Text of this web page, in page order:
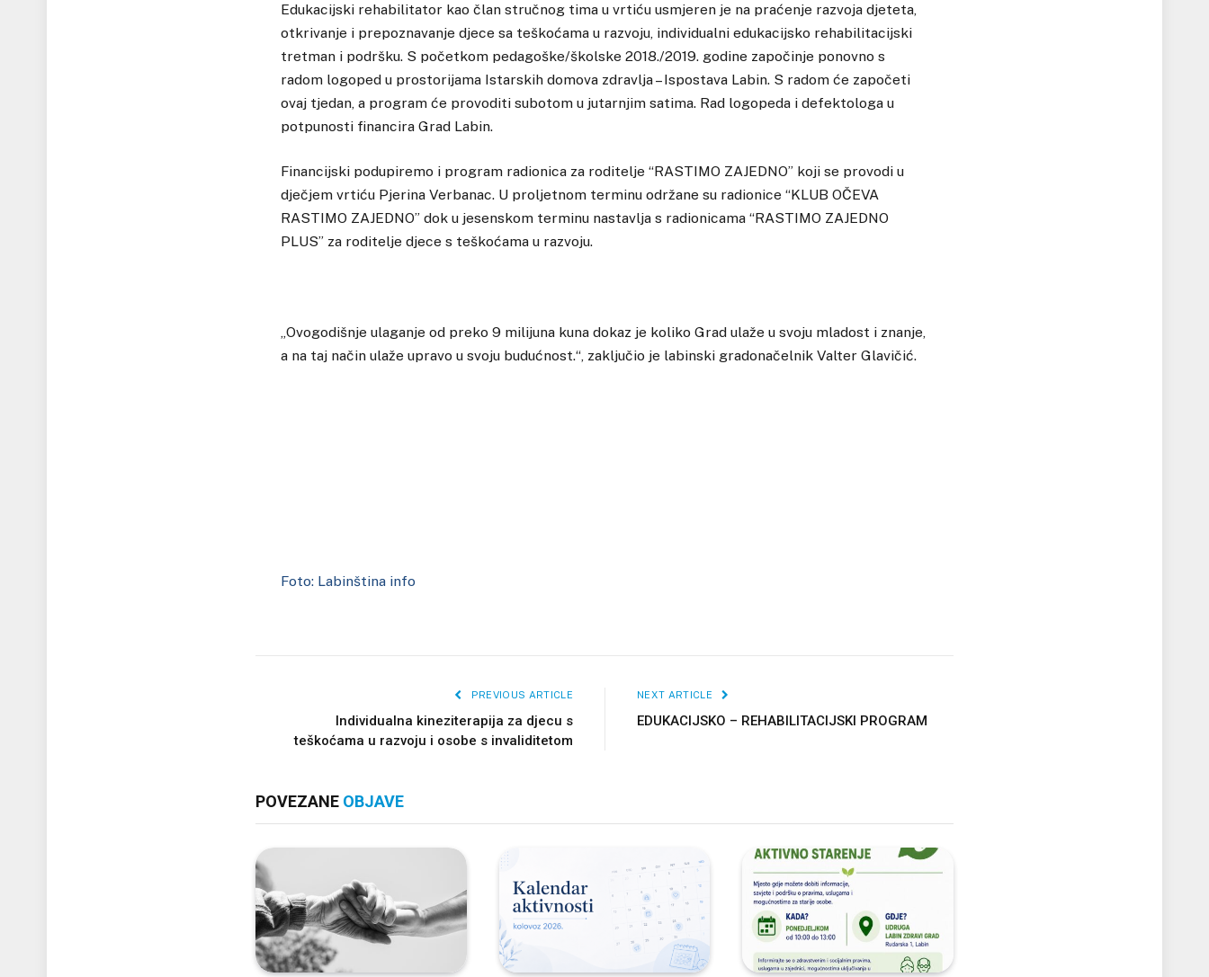
Edukacijski rehabilitator kao član stručnog tima u vrtiću usmjeren je na praćenje razvoja djeteta,
otkrivanje i prepoznavanje djece sa teškoćama u razvoju, individualni edukacijsko rehabilitacijski
tretman i podršku. S početkom pedagoške/školske 2018./2019. godine započinje ponovno s
radom logoped u prostorijama Istarskih domova zdravlja – Ispostava Labin. S radom će započeti
ovaj tjedan, a program će provoditi subotom u jutarnjim satima. Rad logopeda i defektologa u
potpunosti financira Grad Labin.
Financijski podupiremo i program radionica za roditelje “RASTIMO ZAJEDNO” koji se provodi u
dječjem vrtiću Pjerina Verbanac. U proljetnom terminu održane su radionice “KLUB OČEVA
RASTIMO ZAJEDNO” dok u jesenskom terminu nastavlja s radionicama “RASTIMO ZAJEDNO
PLUS” za roditelje djece s teškoćama u razvoju.
„Ovogodišnje ulaganje od preko 9 milijuna kuna dokaz je koliko Grad ulaže u svoju mladost i znanje,
a na taj način ulaže upravo u svoju budućnost.“, zaključio je labinski gradonačelnik Valter Glavičić.
Foto: Labinština info
PREVIOUS ARTICLE
Individualna kineziterapija za djecu s
teškoćama u razvoju i osobe s invaliditetom
NEXT ARTICLE
EDUKACIJSKO – REHABILITACIJSKI PROGRAM
POVEZANE OBJAVE